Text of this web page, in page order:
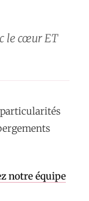
le cœur ET
notre équipe